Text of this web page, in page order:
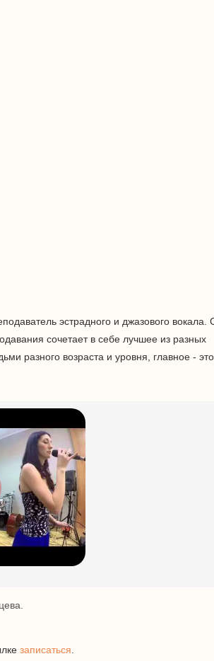
эстрадного и джазового вокала.
сочетает в себе лучшее из разных
разного возраста и уровня, главное -
записаться